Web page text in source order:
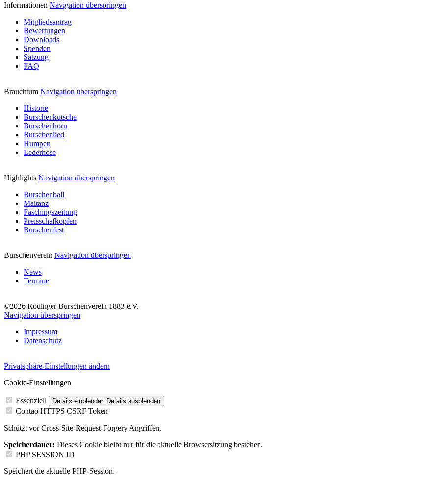
Informationen Navigation überspringen
Mitgliedsantrag
Bewertungen
Downloads
Spenden
Satzung
FAQ
Brauchtum Navigation überspringen
Historie
Burschenkutsche
Burschenhorn
Burschenlied
Humpen
Lederhose
Highlights Navigation überspringen
Burschenball
Maitanz
Faschingszeitung
Preisschafkopfen
Burschenfest
Burschenverein Navigation überspringen
News
Termine
©2026 Rodinger Burschenverein 1883 e.V.
Navigation überspringen
Impressum
Datenschutz
Privatsphäre-Einstellungen ändern
Cookie-Einstellungen
Essenziell Details einblenden Details ausblenden
Contao HTTPS CSRF Token
Schützt vor Cross-Site-Request-Forgery Angriffen.
Speicherdauer: Dieses Cookie bleibt nur für die aktuelle Browsersitzung bestehen.
PHP SESSION ID
Speichert die aktuelle PHP-Session.